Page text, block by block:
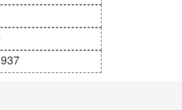
台的視頻文